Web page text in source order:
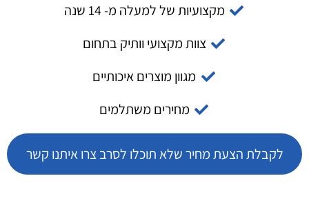
מקצועיות של למעלה מ- 14 שנה
צוות מקצועי וותיק בתחום
מגוון מוצרים איכותיים
מחירים משתלמים
לקבלת הצעת מחיר שלא תוכלו לסרב צרו איתנו קשר